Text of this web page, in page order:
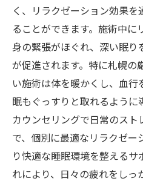
く、リラクゼーション効果
ることができます。施術中に
身の緊張がほぐれ、深い眠
が促進されます。特に札幌の
い施術は体を暖かくし、血
眠もぐっすりと取れるように
カウンセリングで日常のスト
で、個別に最適なリラクゼー
り快適な睡眠環境を整えるサ
れにより、日々の疲れをしっ